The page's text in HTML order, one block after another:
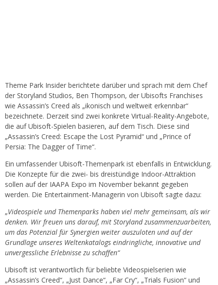
Theme Park Insider berichtete darüber und sprach mit dem Chef
der Storyland Studios, Ben Thompson, der Ubisofts Franchises
wie Assassin’s Creed als „ikonisch und weltweit erkennbar“
bezeichnete. Derzeit sind zwei konkrete Virtual-Reality-Angebote,
die auf Ubisoft-Spielen basieren, auf dem Tisch. Diese sind
„Assassin’s Creed: Escape the Lost Pyramid“ und „Prince of
Persia: The Dagger of Time“.
Ein umfassender Ubisoft-Themenpark ist ebenfalls in Entwicklung.
Die Konzepte für die zwei- bis dreistündige Indoor-Attraktion
sollen auf der IAAPA Expo im November bekannt gegeben
werden. Die Entertainment-Managerin von Ubisoft sagte dazu:
„Videospiele und Themenparks haben viel mehr gemeinsam, als wir
denken. Wir freuen uns darauf, mit Storyland zusammenzuarbeiten,
um das Potenzial für Synergien weiter auszuloten und auf der
Grundlage unseres Weltenkatalogs eindringliche, innovative und
unvergessliche Erlebnisse zu schaffen“
Ubisoft ist verantwortlich für beliebte Videospielserien wie
„Assassin’s Creed“, „Just Dance“, „Far Cry“, „Trials Fusion“ und